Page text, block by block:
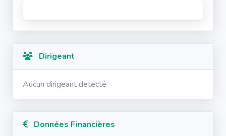
Dirigeant
Aucun dirigeant detecté
Données Financières